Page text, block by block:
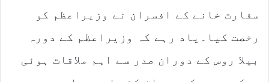
سفارت خانے کے افسران نے وزیراعظم کو
رخصت کیا۔یاد رہے کہ وزیراعظم کے دورہ
بیلا روس کے دوران صدر سے اہم ملاقات ہوئی